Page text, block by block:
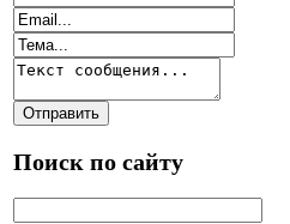
Поиск по сайту